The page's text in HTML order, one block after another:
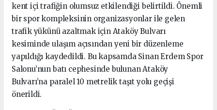
kent içi trafiğin olumsuz etkilendiği belirtildi. Önemli
bir spor kompleksinin organizasyonlar ile gelen
trafik yükünü azaltmak için Ataköy Bulvarı
kesiminde ulaşım açısından yeni bir düzenleme
yapıldığı kaydedildi. Bu kapsamda Sinan Erdem Spor
Salonu’nun batı cephesinde bulunan Ataköy
Bulvarı’na paralel 10 metrelik taşıt yolu geçişi
önerildi.